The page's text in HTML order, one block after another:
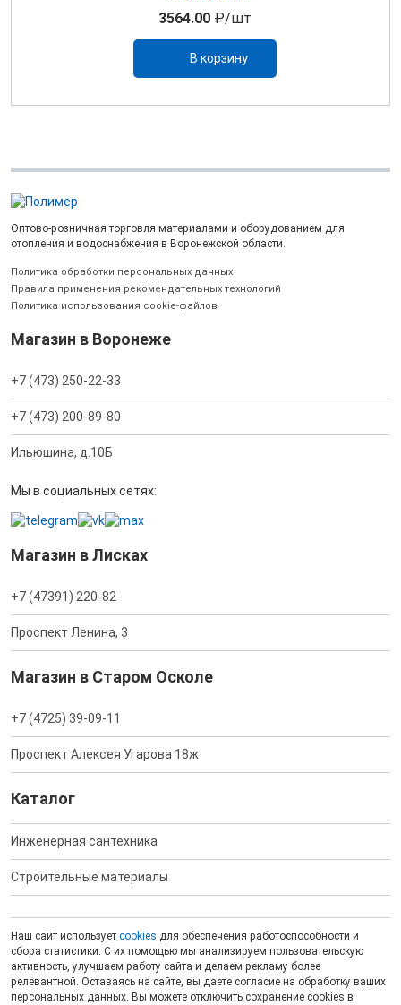
3564.00 ₽/шт
В корзину
Оптово-розничная торговля материалами и оборудованием для
отопления и водоснабжения в Воронежской области.
Политика обработки персональных данных
Правила применения рекомендательных технологий
Политика использования cookie-файлов
Магазин в Воронеже
+7 (473) 250-22-33
+7 (473) 200-89-80
Ильюшина, д.10Б
Мы в социальных сетях:
Магазин в Лисках
+7 (47391) 220-82
Проспект Ленина, 3
Магазин в Старом Осколе
+7 (4725) 39-09-11
Проспект Алексея Угарова 18ж
Каталог
Инженерная сантехника
Строительные материалы
Наш сайт использует cookies для обеспечения работоспособности и
сбора статистики. С их помощью мы анализируем пользовательскую
активность, улучшаем работу сайта и делаем рекламу более
релевантной. Оставаясь на сайте, вы даете согласие на обработку ваших
персональных данных. Вы можете отключить сохранение cookies в